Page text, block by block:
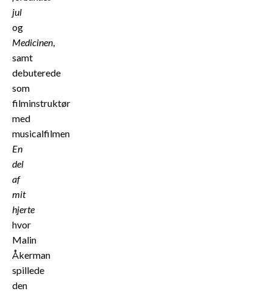
jul
og
Medicinen,
samt
debuterede
som
filminstruktør
med
musicalfilmen
En
del
af
mit
hjerte
hvor
Malin
Åkerman
spillede
den